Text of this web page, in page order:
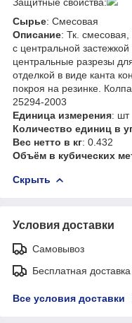
Сырье: Смесовая
Описание: Тк. смесовая,
с центральной
центральные разрезы
отделкой в виде канта
покроя на резинке.
25294-2003
Единица измерения: шт
Количество единиц в
Вес нетто в кг: 0.432
Объём в кубических
Скрыть
Условия доставки
Самовывоз
Бесплатная
Все условия доставки